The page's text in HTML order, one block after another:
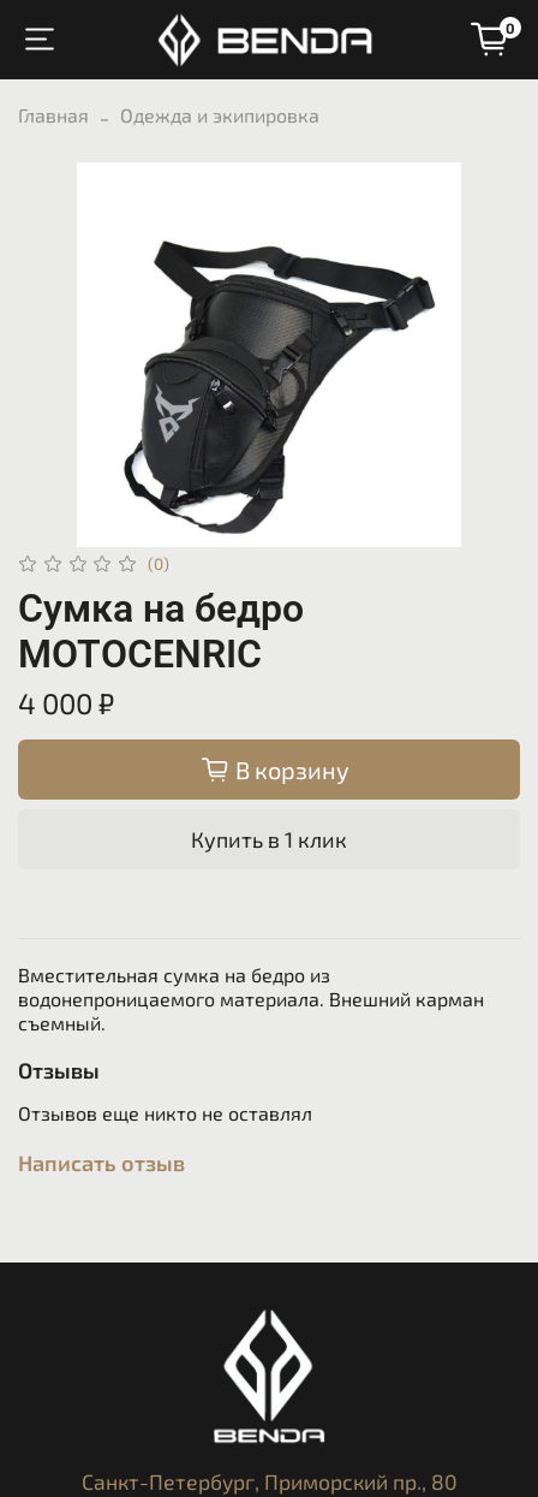
0
Главная Одежда и экипировка
(0)
Сумка на бедро
MOTOCENRIC
4 000 ₽
В корзину
Купить в 1 клик
Вместительная сумка на бедро из
водонепроницаемого материала. Внешний карман
съемный.
Отзывы
Отзывов еще никто не оставлял
Написать отзыв
Санкт-Петербург, Приморский пр., 80